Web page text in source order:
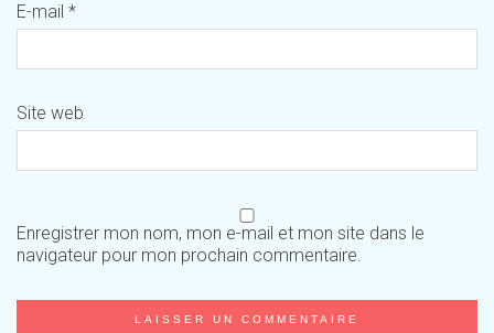
E-mail *
Site web
Enregistrer mon nom, mon e-mail et mon site dans le
navigateur pour mon prochain commentaire.